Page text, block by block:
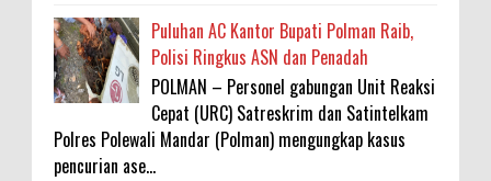
Puluhan AC Kantor Bupati Polman Raib,
Polisi Ringkus ASN dan Penadah
POLMAN – Personel gabungan Unit Reaksi
Cepat (URC) Satreskrim dan Satintelkam
Polres Polewali Mandar (Polman) mengungkap kasus
pencurian ase...